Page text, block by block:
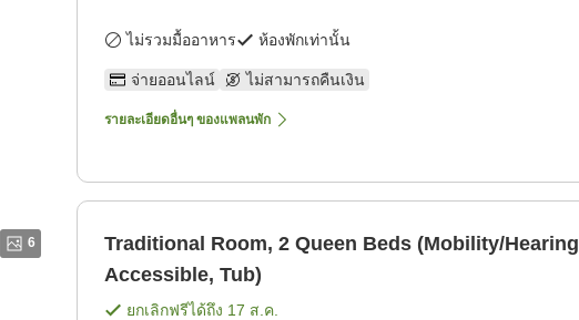
6
ไม่รวมมื้ออาหาร ห้องพักเท่านั้น
จ่ายออนไลน์ ไม่สามารถคืนเงิน
รายละเอียดอื่นๆ ของแพลนพัก
Traditional Room, 2 Queen Beds (Mobility/Hearing
Accessible, Tub)
ยกเลิกฟรีได้ถึง 17 ส.ค.